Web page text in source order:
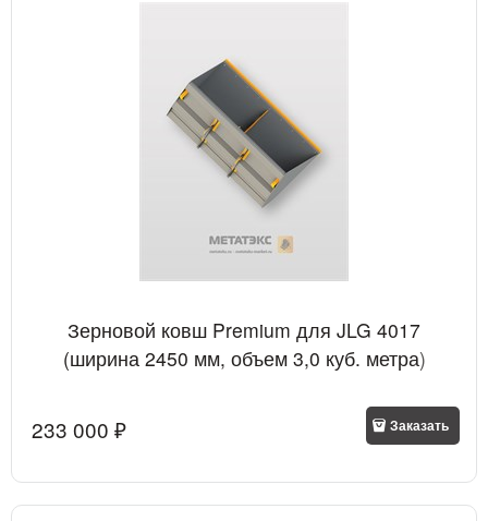
Зерновой ковш Premium для JLG 4017
(ширина 2450 мм, объем 3,0 куб. метра)
233 000 ₽ Заказать